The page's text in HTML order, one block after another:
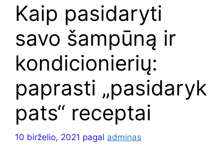
Kaip pasidaryti
savo šampūną ir
kondicionierių:
paprasti „pasidaryk
pats“ receptai
10 birželio, 2021 pagal adminas